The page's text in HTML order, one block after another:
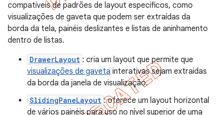
compatíveis de padrões de layout específicos, como
visualizações de gaveta que podem ser extraídas da
borda da tela, painéis deslizantes e listas de aninhamento
dentro de listas.
DrawerLayout : cria um layout que permite que
visualizações de gaveta interativas sejam extraídas
da borda da janela de visualização.
SlidingPaneLayout : oferece um layout horizontal
de vários painéis para uso no nível superior de uma